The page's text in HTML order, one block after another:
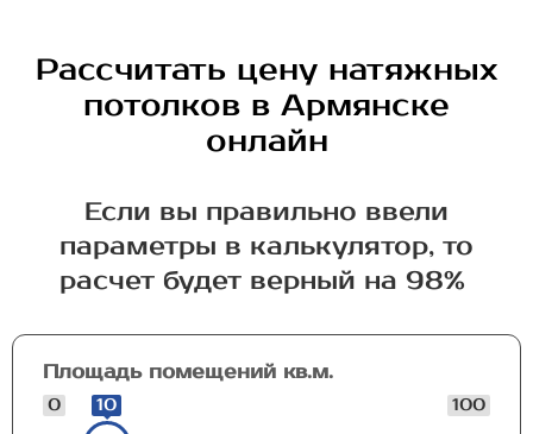
Рассчитать цену натяжных
потолков в Армянске
онлайн
Если вы правильно ввели
параметры в калькулятор, то
расчет будет верный на 98%
Площадь помещений кв.м.
0 100
10